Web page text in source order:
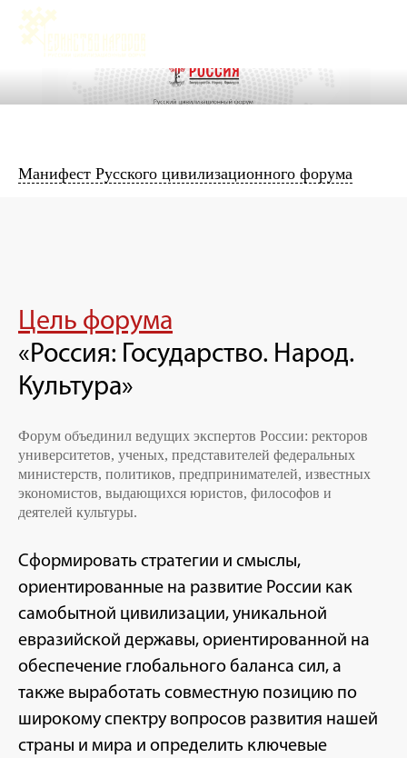
Манифест Русского цивилизационного форума
Цель форума
«Россия: Государство. Народ.
Культура»
Форум объединил ведущих экспертов России: ректоров
университетов, ученых, представителей федеральных
министерств, политиков, предпринимателей, известных
экономистов, выдающихся юристов, философов и
деятелей культуры.
Сформировать стратегии и смыслы,
ориентированные на развитие России как
самобытной цивилизации, уникальной
евразийской державы, ориентированной на
обеспечение глобального баланса сил, а
также выработать совместную позицию по
широкому спектру вопросов развития нашей
страны и мира и определить ключевые